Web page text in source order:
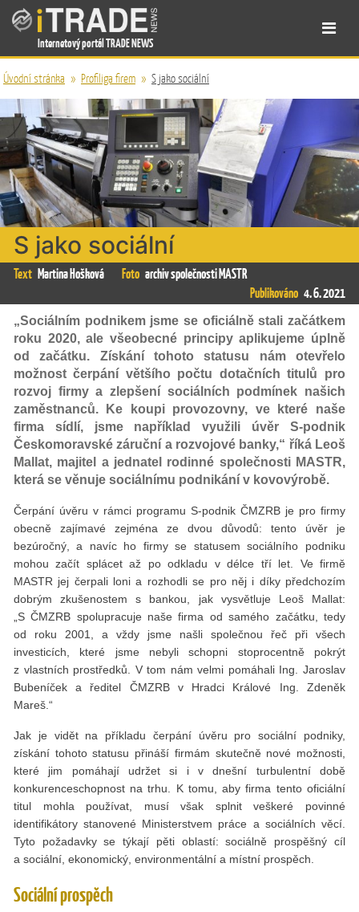
Internetový portál TRADE NEWS
Úvodní stránka » Profiliga firem » S jako sociální
S jako sociální
Text Martina Hošková Foto archiv společnosti MASTR
Publikováno 4. 6. 2021
„Sociálním podnikem jsme se oficiálně stali začátkem
roku 2020, ale všeobecné principy aplikujeme úplně
od začátku. Získání tohoto statusu nám otevřelo
možnost čerpání většího počtu dotačních titulů pro
rozvoj firmy a zlepšení sociálních podmínek našich
zaměstnanců. Ke koupi provozovny, ve které naše
firma sídlí, jsme například využili úvěr S-podnik
Českomoravské záruční a rozvojové banky,“ říká Leoš
Mallat, majitel a jednatel rodinné společnosti MASTR,
která se věnuje sociálnímu podnikání v kovovýrobě.
Čerpání úvěru v rámci programu S-podnik ČMZRB je pro firmy
obecně zajímavé zejména ze dvou důvodů: tento úvěr je
bezúročný, a navíc ho firmy se statusem sociálního podniku
mohou začít splácet až po odkladu v délce tří let. Ve firmě
MASTR jej čerpali loni a rozhodli se pro něj i díky předchozím
dobrým zkušenostem s bankou, jak vysvětluje Leoš Mallat:
„S ČMZRB spolupracuje naše firma od samého začátku, tedy
od roku 2001, a vždy jsme našli společnou řeč při všech
investicích, které jsme nebyli schopni stoprocentně pokrýt
z vlastních prostředků. V tom nám velmi pomáhali Ing. Jaroslav
Bubeníček a ředitel ČMZRB v Hradci Králové Ing. Zdeněk
Mareš.“
Jak je vidět na příkladu čerpání úvěru pro sociální podniky,
získání tohoto statusu přináší firmám skutečně nové možnosti,
které jim pomáhají udržet si i v dnešní turbulentní době
konkurenceschopnost na trhu. K tomu, aby firma tento oficiální
titul mohla používat, musí však splnit veškeré povinné
identifikátory stanovené Ministerstvem práce a sociálních věcí.
Tyto požadavky se týkají pěti oblastí: sociálně prospěšný cíl
a sociální, ekonomický, environmentální a místní prospěch.
Sociální prospěch